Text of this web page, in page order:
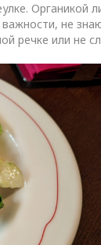
Органикой
не
речке или не